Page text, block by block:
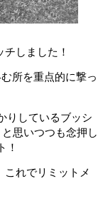
しました！
所を重点的に撃っ
りしているブッシ
思いつつも念押し
！
これでリミットメ